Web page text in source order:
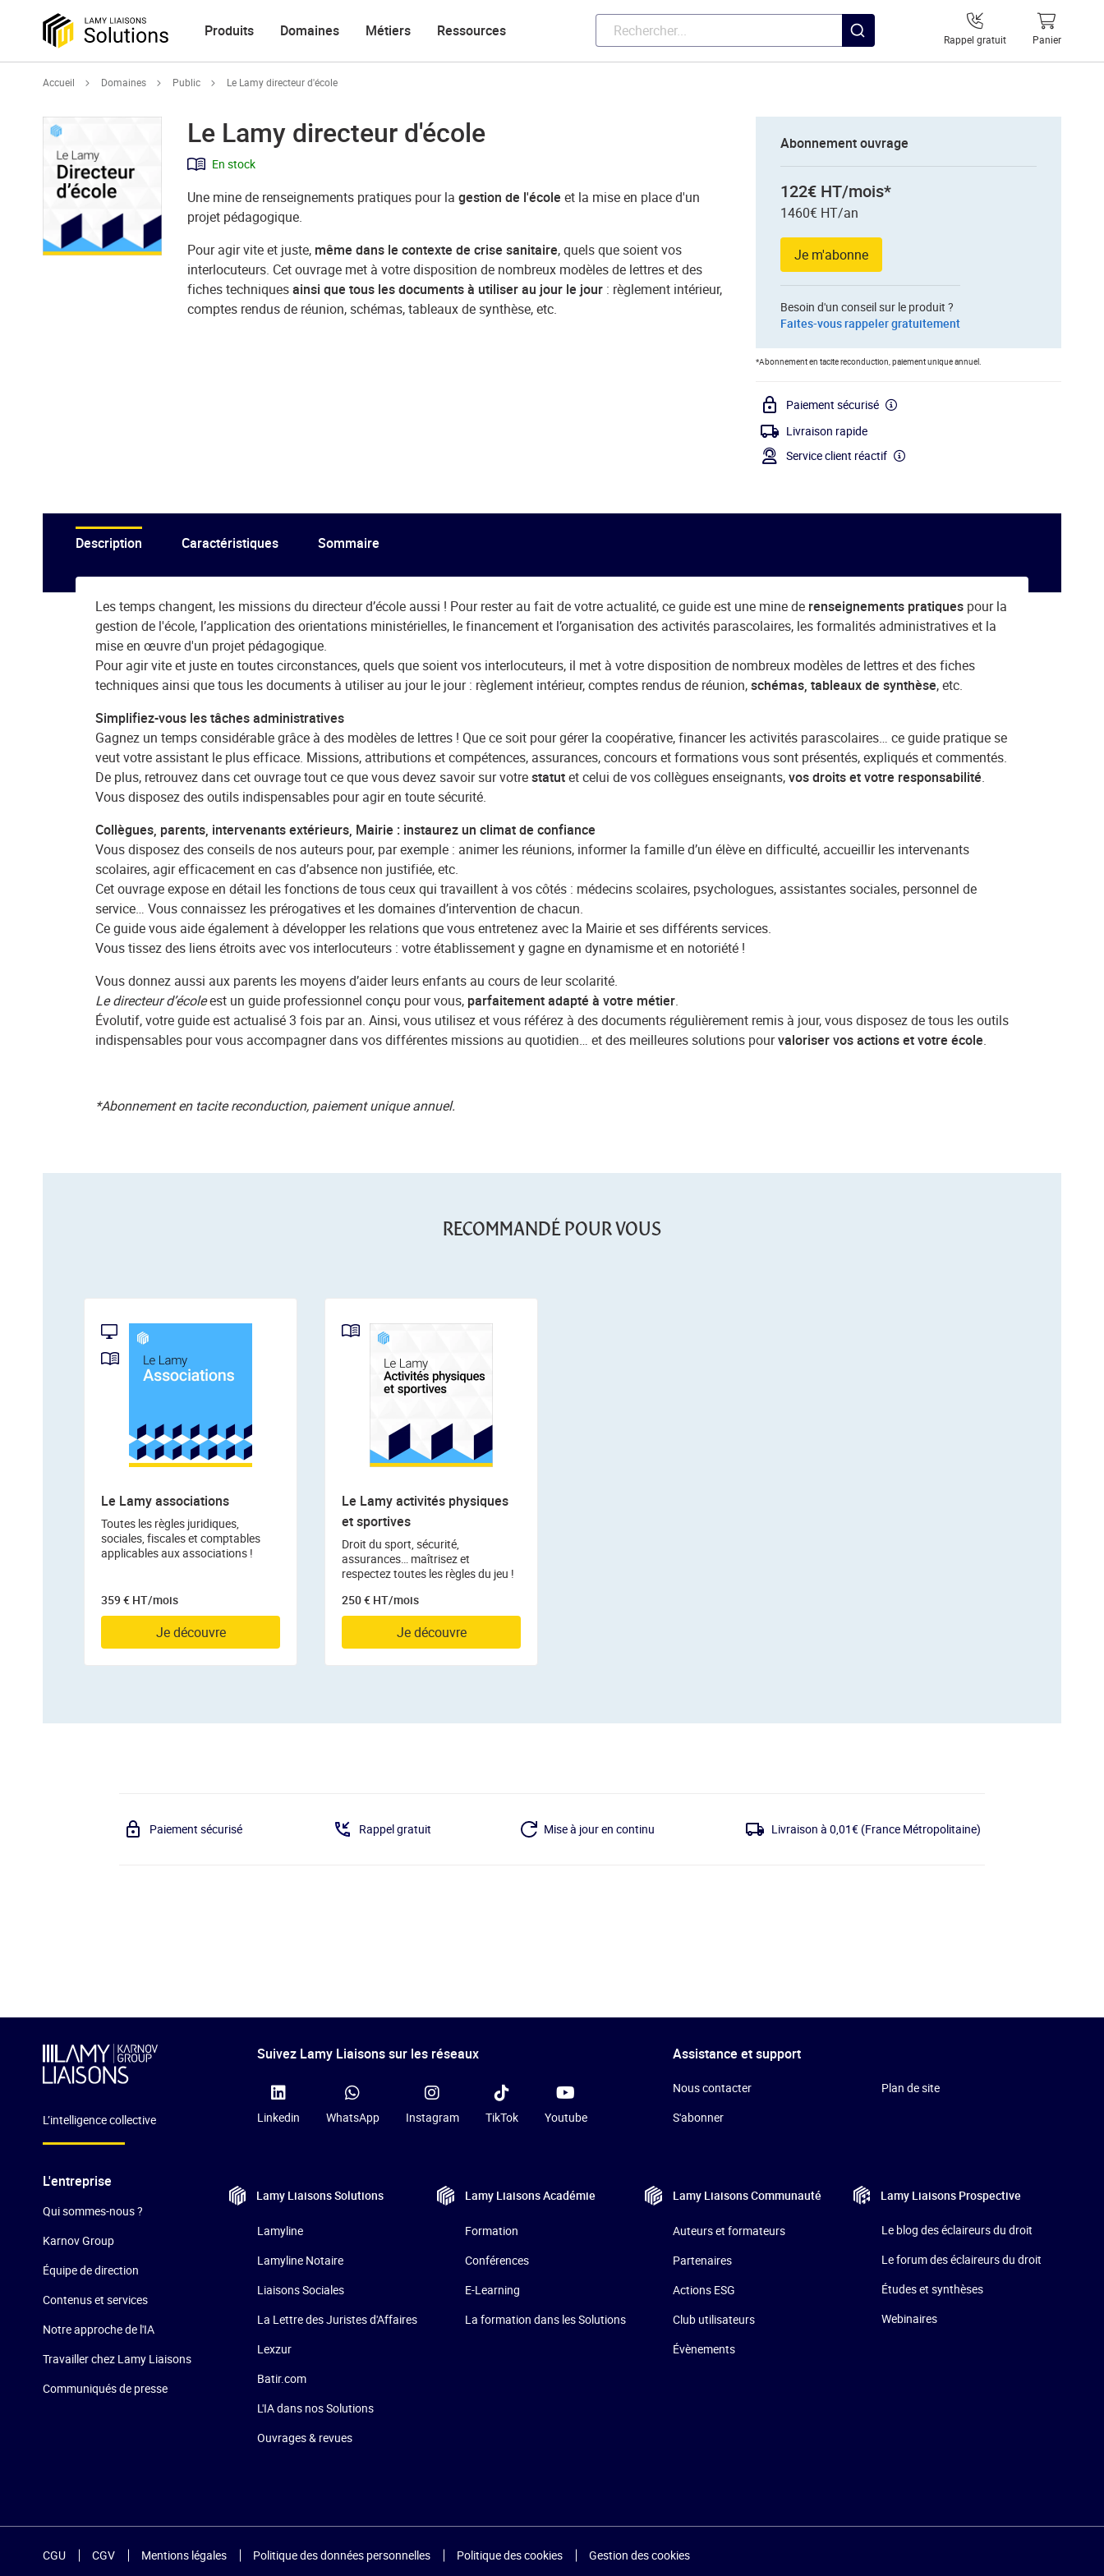
Produits Domaines Métiers Ressources Rappel gratuit Panier
Accueil Domaines Public Le Lamy directeur d'école
Abonnement ouvrage
122€ HT/mois*
1460€ HT/an
Je m'abonne
Besoin d'un conseil sur le produit ?
Faites-vous rappeler gratuitement
*Abonnement en tacite reconduction, paiement unique annuel.
Paiement sécurisé
Livraison rapide
Service client réactif
Le Lamy directeur d'école
En stock
Une mine de renseignements pratiques pour la gestion de l'école et la mise en place d'un
projet pédagogique.
Pour agir vite et juste, même dans le contexte de crise sanitaire, quels que soient vos
interlocuteurs. Cet ouvrage met à votre disposition de nombreux modèles de lettres et des
fiches techniquesainsi que tous les documents à utiliser au jour le jour : règlement intérieur,
comptes rendus de réunion, schémas, tableaux de synthèse, etc.
Description Caractéristiques Sommaire
Les temps changent, les missions du directeur d’école aussi ! Pour rester au fait de votre actualité, ce guide est une mine de renseignements pratiques pour la
gestion de l'école, l’application des orientations ministérielles, le financement et l’organisation des activités parascolaires, les formalités administratives et la
mise en œuvre d'un projet pédagogique.
Pour agir vite et juste en toutes circonstances, quels que soient vos interlocuteurs, il met à votre disposition de nombreux modèles de lettres et des fiches
techniques ainsi que tous les documents à utiliser au jour le jour : règlement intérieur, comptes rendus de réunion,schémas, tableaux de synthèse, etc.
Simplifiez-vous les tâches administratives
Gagnez un temps considérable grâce à des modèles de lettres ! Que ce soit pour gérer la coopérative, financer les activités parascolaires… ce guide pratique se
veut votre assistant le plus efficace. Missions, attributions et compétences, assurances, concours et formations vous sont présentés, expliqués et commentés.
De plus, retrouvez dans cet ouvrage tout ce que vous devez savoir sur votrestatutet celui de vos collègues enseignants,vos droits et votre responsabilité.
Vous disposez des outils indispensables pour agir en toute sécurité.
Collègues, parents, intervenants extérieurs, Mairie : instaurez un climat de confiance
Vous disposez des conseils de nos auteurs pour, par exemple : animer les réunions, informer la famille d’un élève en difficulté, accueillir les intervenants
scolaires, agir efficacement en cas d’absence non justifiée, etc.
Cet ouvrage expose en détail les fonctions de tous ceux qui travaillent à vos côtés : médecins scolaires, psychologues, assistantes sociales, personnel de
service… Vous connaissez les prérogatives et les domaines d’intervention de chacun.
Ce guide vous aide également à développer les relations que vous entretenez avec la Mairie et ses différents services.
Vous tissez des liens étroits avec vos interlocuteurs : votre établissement y gagne en dynamisme et en notoriété !
Vous donnez aussi aux parents les moyens d’aider leurs enfants au cours de leur scolarité.
Le directeur d’écoleest un guide professionnel conçu pour vous, parfaitement adapté à votre métier.
Évolutif, votre guide est actualisé 3 fois par an. Ainsi, vous utilisez et vous référez à des documents régulièrement remis à jour, vous disposez de tous les outils
indispensables pour vous accompagner dans vos différentes missions au quotidien… et des meilleures solutions pourvaloriser vos actions et votre école.
*Abonnement en tacite reconduction, paiement unique annuel.
RECOMMANDÉ POUR VOUS
Le Lamy associations
Toutes les règles juridiques,
sociales, fiscales et comptables
applicables aux associations !
359 € HT/mois
Je découvre
Le Lamy activités physiques
et sportives
Droit du sport, sécurité,
assurances… maîtrisez et
respectez toutes les règles du jeu !
250 € HT/mois
Je découvre
Paiement sécurisé Rappel gratuit Mise à jour en continu Livraison à 0,01€ (France Métropolitaine)
L’intelligence collective
L'entreprise
Qui sommes-nous ?
Karnov Group
Équipe de direction
Contenus et services
Notre approche de l'IA
Travailler chez Lamy Liaisons
Communiqués de presse
Suivez Lamy Liaisons sur les réseaux
Linkedin WhatsApp Instagram TikTok Youtube
Assistance et support
Nous contacter
S'abonner
Plan de site
Lamy LiaisonsSolutions
Lamyline
Lamyline Notaire
Liaisons Sociales
La Lettre des Juristes d'Affaires
Lexzur
Batir.com
L'IA dans nos Solutions
Ouvrages & revues
Lamy LiaisonsAcadémie
Formation
Conférences
E-Learning
La formation dans les Solutions
Lamy LiaisonsCommunauté
Auteurs et formateurs
Partenaires
Actions ESG
Club utilisateurs
Évènements
Lamy Liaisons Prospective
Le blog des éclaireurs du droit
Le forum des éclaireurs du droit
Études et synthèses
Webinaires
CGU CGV Mentions légales Politique des données personnelles Politique des cookies Gestion des cookies